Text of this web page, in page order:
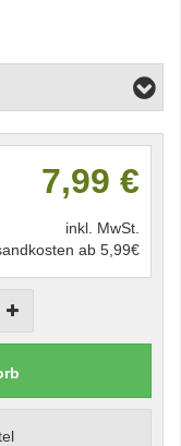
7,99 €
inkl. MwSt.
ab 5,99€